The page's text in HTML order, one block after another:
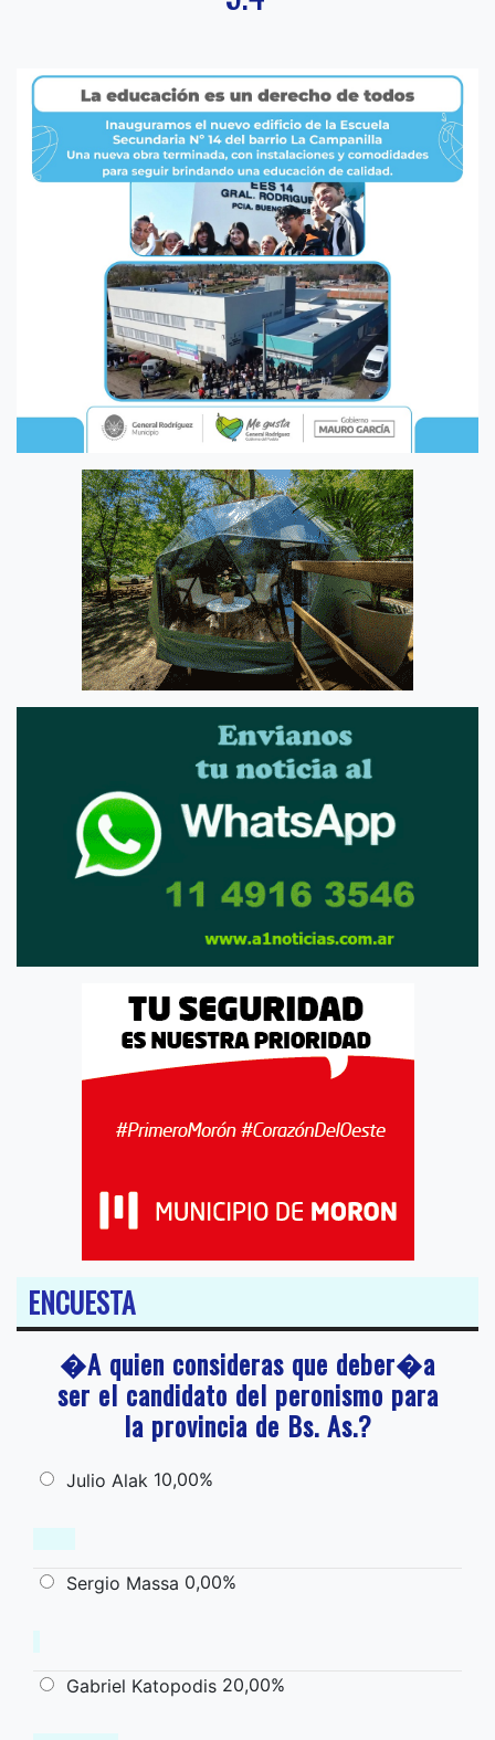
ENCUESTA
�A quien consideras que deber�a
ser el candidato del peronismo para
la provincia de Bs. As.?
Julio Alak 10,00%
Sergio Massa 0,00%
Gabriel Katopodis 20,00%